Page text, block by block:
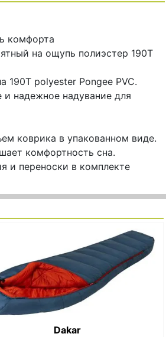
комфорта
на ощупь полиэстер 190T
190T polyester Pongee PVC.
надежное надувание для
коврика в упакованном виде.
комфортность сна.
и переноски в комплекте
Dakar